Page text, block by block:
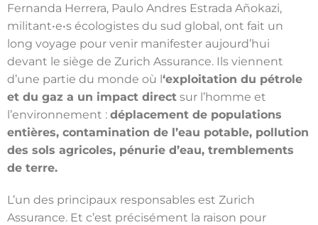
Fernanda Herrera, Paulo Andres Estrada Añokazi,
militant•e•s écologistes du sud global, ont fait un
long voyage pour venir manifester aujourd’hui
devant le siège de Zurich Assurance. Ils viennent
d’une partie du monde où l‘exploitation du pétrole
et du gaz a un impact direct sur l’homme et
l’environnement : déplacement de populations
entières, contamination de l’eau potable, pollution
des sols agricoles, pénurie d’eau, tremblements
de terre.
L’un des principaux responsables est Zurich
Assurance. Et c’est précisément la raison pour